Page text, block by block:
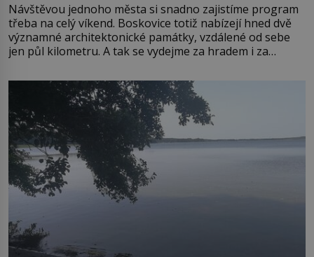
Návštěvou jednoho města si snadno zajistíme program
třeba na celý víkend. Boskovice totiž nabízejí hned dvě
významné architektonické památky, vzdálené od sebe
jen půl kilometru. A tak se vydejme za hradem i za
Boskovice na okraji Drahanské vrchoviny vznikla někdy
ve13. století, a už v roce 1313 kronikáři zaznamenali